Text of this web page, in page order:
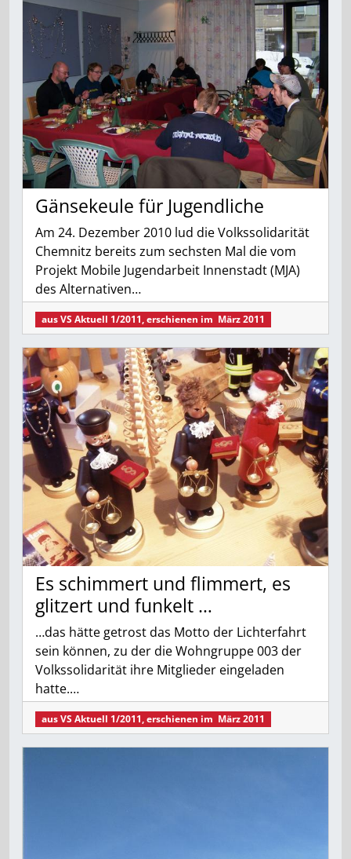
Gänsekeule für Jugendliche
Am 24. Dezember 2010 lud die Volkssolidarität
Chemnitz bereits zum sechsten Mal die vom
Projekt Mobile Jugendarbeit Innenstadt (MJA)
des Alternativen…
ausVS Aktuell 1/2011, erschienen im März 2011
Es schimmert und flimmert, es
glitzert und funkelt …
…das hätte getrost das Motto der Lichterfahrt
sein können, zu der die Wohngruppe 003 der
Volkssolidarität ihre Mitglieder eingeladen
hatte.…
ausVS Aktuell 1/2011, erschienen im März 2011